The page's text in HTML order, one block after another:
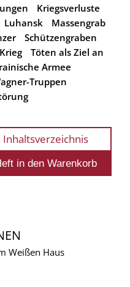
Kriegsverluste
Luhansk
Massengrab
Schützengraben
Töten als Ziel an
Armee
Truppen
Inhaltsverzeichnis
Weißen Haus